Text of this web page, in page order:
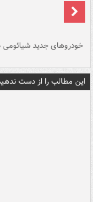
خودروهای جدید شیائومی
این مطالب را از دست